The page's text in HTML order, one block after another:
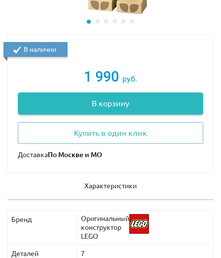
1 990 руб.
В корзину
Купить в один клик
Доставка
В наличии
Характеристики
Бренд
Оригинальный
конструктор
LEGO
Деталей 7